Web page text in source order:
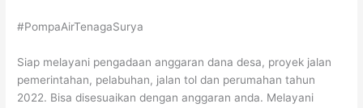
#PompaAirTenagaSurya
Siap melayani pengadaan anggaran dana desa, proyek jalan
pemerintahan, pelabuhan, jalan tol dan perumahan tahun
2022. Bisa disesuaikan dengan anggaran anda. Melayani